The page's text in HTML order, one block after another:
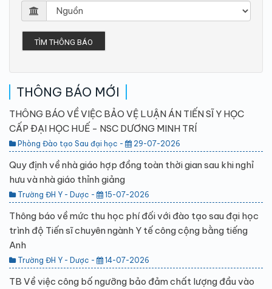
TÌM THÔNG BÁO
THÔNG BÁO MỚI
THÔNG BÁO VỀ VIỆC BẢO VỆ LUẬN ÁN TIẾN SĨ Y HỌC
CẤP ĐẠI HỌC HUẾ - NSC DƯƠNG MINH TRÍ
Phòng Đào tạo Sau đại học - 29-07-2026
Quy định về nhà giáo hợp đồng toàn thời gian sau khi nghỉ
hưu và nhà giáo thỉnh giảng
Trường ĐH Y - Dược - 15-07-2026
Thông báo về mức thu học phí đối với đào tạo sau đại học
trình độ Tiến sĩ chuyên ngành Y tế công cộng bằng tiếng
Anh
Trường ĐH Y - Dược - 14-07-2026
TB Về việc công bố ngưỡng bảo đảm chất lượng đầu vào